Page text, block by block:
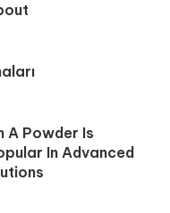
A Powder Is
In Advanced